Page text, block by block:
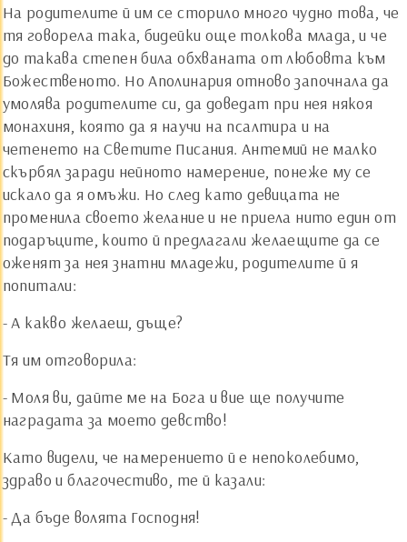
На родителите й им се сторило много чудно това, че
тя говорела така, бидейки още толкова млада, и че
до такава степен била обхваната от любовта към
Божественото. Но Аполинария отново започнала да
умолява родителите си, да доведат при нея някоя
монахиня, която да я научи на псалтира и на
четенето на Светите Писания. Антемий не малко
скърбял заради нейното намерение, понеже му се
искало да я омъжи. Но след като девицата не
променила своето желание и не приела нито един от
подаръците, които й предлагали желаещите да се
оженят за нея знатни младежи, родителите й я
попитали:
- А какво желаеш, дъще?
Тя им отговорила:
- Моля ви, дайте ме на Бога и вие ще получите
наградата за моето девство!
Като видели, че намерението й е непоколебимо,
здраво и благочестиво, те й казали:
- Да бъде волята Господня!